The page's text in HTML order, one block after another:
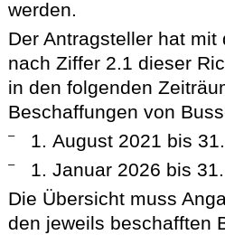
werden.
Der Antragsteller hat
nach Ziffer 2.1 dieser
in den folgenden
Beschaffungen von
– 1. August 2021 bis
–
1. Januar 2026 bis
Die Übersicht muss
den jeweils beschafften